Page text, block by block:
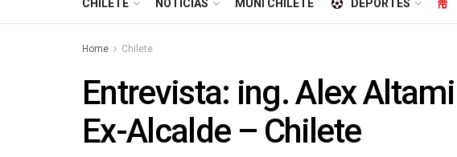
CHILETE NOTICIAS MUNI CHILETE DEPORTES
Home Chilete
Entrevista: ing. Alex
Ex-Alcalde – Chilete